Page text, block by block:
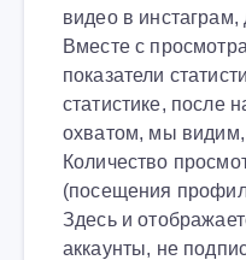
видео в инстаграм,
Вместе с
показатели
статистике, после
охватом, мы
Количество
(посещения
Здесь и
аккаунты, не